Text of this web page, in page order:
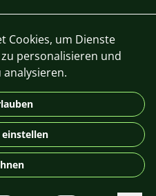
DE
© 2026 For Aquarist
Cookies, um Dienste
personalisieren und
analysieren.